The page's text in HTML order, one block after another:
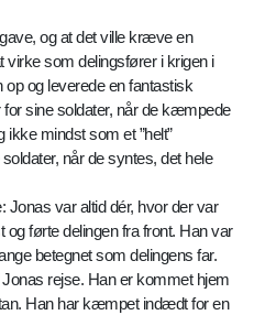
og at det ville kræve en
som delingsfører i krigen i
op og leverede en fantastisk
sine soldater, når de kæmpede
ikke mindst som et ”helt”
når de syntes, det hele
Jonas var altid dér, hvor der var
førte delingen fra front. Han var
betegnet som delingens far.
rejse. Han er kommet hjem
Han har kæmpet indædt for en